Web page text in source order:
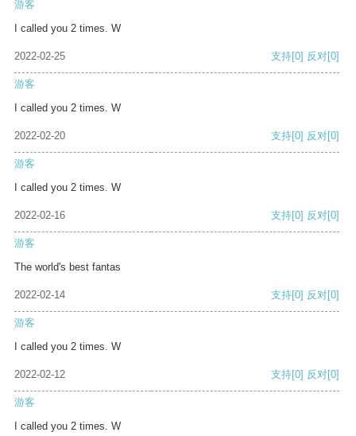
游客
I called you 2 times. W
2022-02-25 支持[0] 反对[0]
游客
I called you 2 times. W
2022-02-20 支持[0] 反对[0]
游客
I called you 2 times. W
2022-02-16 支持[0] 反对[0]
游客
The world's best fantas
2022-02-14 支持[0] 反对[0]
游客
I called you 2 times. W
2022-02-12 支持[0] 反对[0]
游客
I called you 2 times. W